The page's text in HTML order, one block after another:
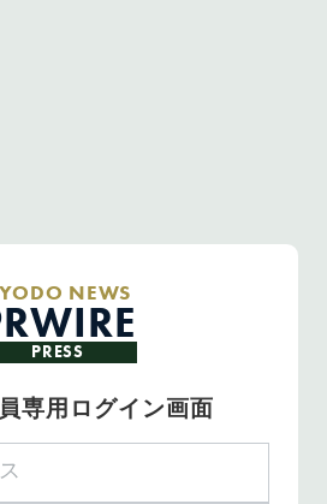
NEWS
PRESS
専用ログイン画面